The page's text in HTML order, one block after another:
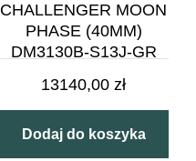
CHALLENGER MOON
PHASE (40MM)
DM3130B-S13J-GR
13140,00zł
Dodaj do koszyka